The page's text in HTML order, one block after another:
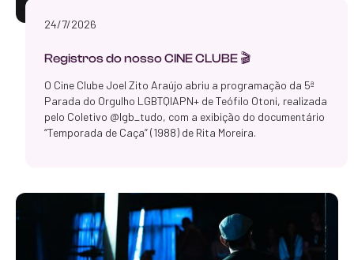
24/7/2026
Registros do nosso CINE CLUBE 🎬
O Cine Clube Joel Zito Araújo abriu a programação da 5ª
Parada do Orgulho LGBTQIAPN+ de Teófilo Otoni, realizada
pelo Coletivo @lgb_tudo, com a exibição do documentário
“Temporada de Caça” (1988) de Rita Moreira.